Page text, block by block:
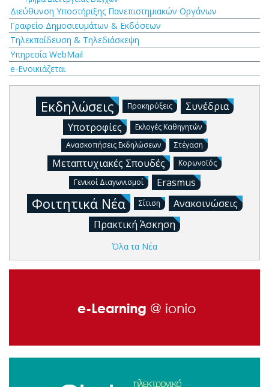
Διεύθυνση Υποστήριξης Πανεπιστημιακών Οργάνων
Γραφείο Δημοσιευμάτων & Εκδόσεων
Τηλεκπαίδευση & Τηλεδιάσκεψη
Υπηρεσία WebMail
e-Ενοικιάζεται
Εκδηλώσεις Προκηρύξεις
Συνέδρια
Υποτροφίες
Εκλογές Καθηγητών
Ανασκοπήσεις Εκδηλώσεων
Στέγαση
Μεταπτυχιακές Σπουδές
Κορωνοϊός
Γενικοί Διαγωνισμοί
Erasmus
Φοιτητικά Νέα Σίτιση
Ανακοινώσεις
Πρακτική Άσκηση
Όλα τα Νέα